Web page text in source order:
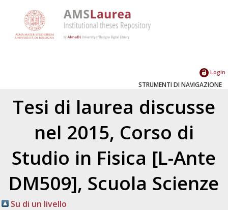
Login
STRUMENTI DI NAVIGAZIONE
Tesi di laurea discusse
nel 2015, Corso di
Studio in Fisica [L-Ante
DM509], Scuola Scienze
Su di un livello